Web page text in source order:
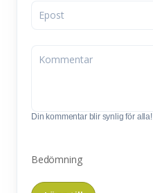
Din kommentar blir synlig för alla!
Bedömning